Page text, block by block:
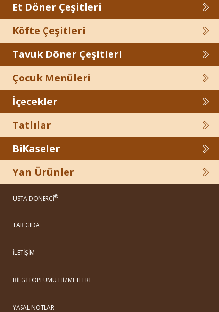
Et Döner Çeşitleri
Köfte Çeşitleri
Tavuk Döner Çeşitleri
Çocuk Menüleri
İçecekler
Tatlılar
BiKaseler
Yan Ürünler
USTA DÖNERCİ®
TAB GIDA
İLETİŞİM
BİLGİ TOPLUMU HİZMETLERİ
YASAL NOTLAR